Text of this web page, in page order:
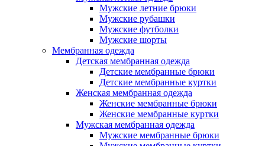
Мужские летние брюки
Мужские рубашки
Мужские футболки
Мужские шорты
Мембранная одежда
Детская мембранная одежда
Детские мембранные брюки
Детские мембранные куртки
Женская мембранная одежда
Женские мембранные брюки
Женские мембранные куртки
Мужская мембранная одежда
Мужские мембранные брюки